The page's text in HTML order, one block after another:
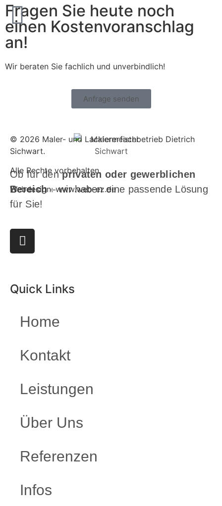
Fragen Sie heute noch
einen Kostenvoranschlag
an!
Wir beraten Sie fachlich und unverbindlich!
Anfrage senden
Ob für denprivaten oder gewerblichen
Bereich– wir haben eine passende Lösung
für Sie!
© 2026 Maler- und Lackiererfachbetrieb Dietrich
Sichwart.
Alle Rechte vorbehalten.
Webdesign: www.web-ez.de
Quick Links
Home
Kontakt
Leistungen
Über Uns
Referenzen
Infos